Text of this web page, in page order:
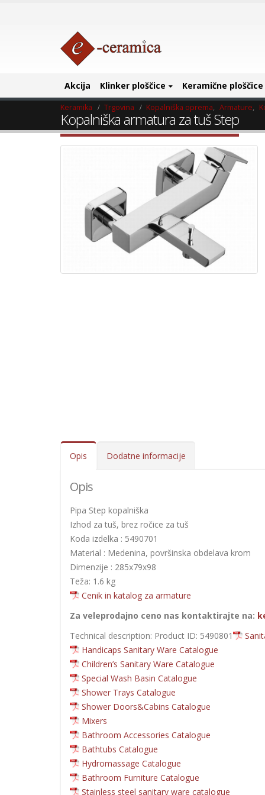
Akcija Klinker ploščice Keramične ploščice
Keramika Trgovina Kopalniška oprema, Armature,
Kopalniška armatura za tuš Step
Opis Dodatne informacije
Opis
Pipa Step kopalniška
Izhod za tuš, brez ročice za tuš
Koda izdelka : 5490701
Material : Medenina, površinska obdelava krom
Dimenzije : 285x79x98
Teža: 1.6 kg
Cenik in katalog za armature
Za veleprodajno ceno nas kontaktirajte na:
Technical description: Product ID: 5490801
Handicaps Sanitary Ware Catalogue
Children’s Sanitary Ware Catalogue
Special Wash Basin Catalogue
Shower Trays Catalogue
Shower Doors&Cabins Catalogue
Mixers
Bathroom Accessories Catalogue
Bathtubs Catalogue
Hydromassage Catalogue
Bathroom Furniture Catalogue
Stainless steel sanitary ware catalogue